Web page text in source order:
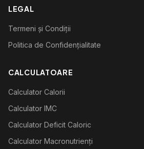
LEGAL
Termeni și Condiții
Politica de Confidențialitate
CALCULATOARE
Calculator Calorii
Calculator IMC
Calculator Deficit Caloric
Calculator Macronutrienți